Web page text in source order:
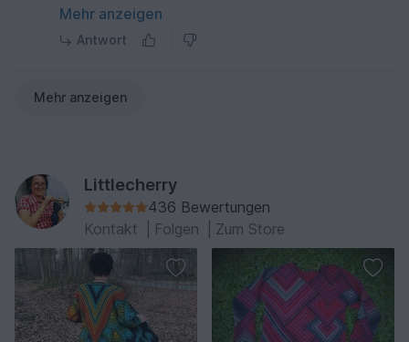
Andrea
Mehr anzeigen
Antwort
Mehr anzeigen
Littlecherry
436 Bewertungen
Kontakt
Folgen Zum Store